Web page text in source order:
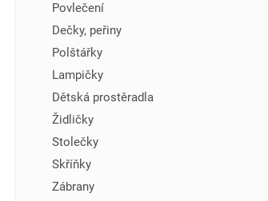
Povlečení
Dečky, peřiny
Polštářky
Lampičky
Dětská prostěradla
Židličky
Stolečky
Skříňky
Zábrany